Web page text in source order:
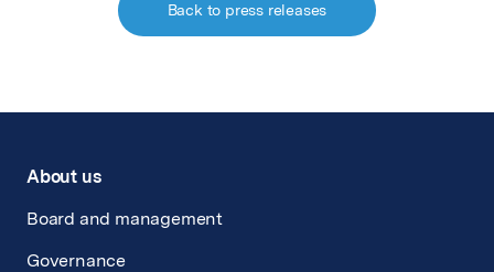
Back to press releases
About us
Board and management
Governance